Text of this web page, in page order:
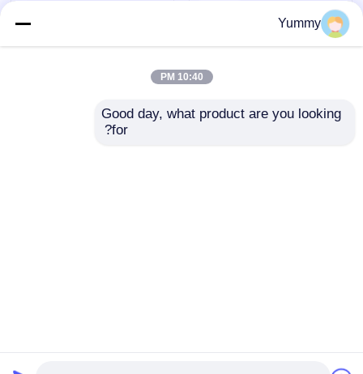
Yummy
10:40 PM
Good day, what product are you looking
for?